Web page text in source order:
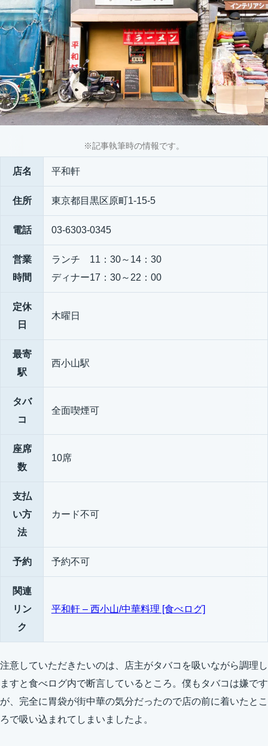
※記事執筆時の情報です。
店名 平和軒
住所 東京都目黒区原町1-15-5
電話 03-6303-0345
営業
時間
ランチ 11：30～14：30
ディナー17：30～22：00
定休
日
木曜日
最寄
駅
西小山駅
タバ
コ
全面喫煙可
座席
数
10席
支払
い方
法
カード不可
予約 予約不可
関連
リン
ク
平和軒 – 西小山/中華料理 [食べログ]
注意していただきたいのは、店主がタバコを吸いながら調理し
ますと食べログ内で断言しているところ。僕もタバコは嫌です
が、完全に胃袋が街中華の気分だったので店の前に着いたとこ
ろで吸い込まれてしまいましたよ。